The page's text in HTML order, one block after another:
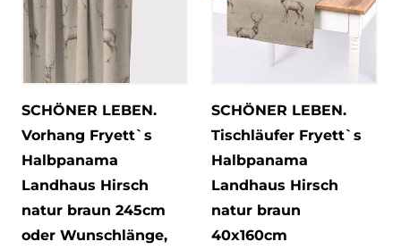
SCHÖNER LEBEN.
Vorhang Fryett`s
Halbpanama
Landhaus Hirsch
natur braun 245cm
oder Wunschlänge,
SCHÖNER LEBEN.
Tischläufer Fryett`s
Halbpanama
Landhaus Hirsch
natur braun
40x160cm